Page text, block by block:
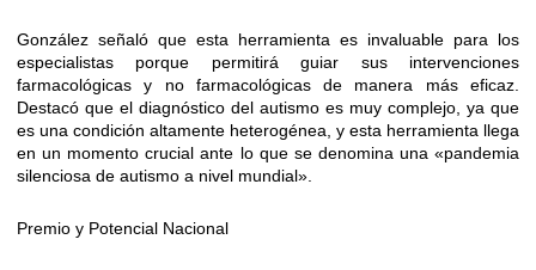
González señaló que esta herramienta es invaluable para los
especialistas porque permitirá guiar sus intervenciones
farmacológicas y no farmacológicas de manera más eficaz.
Destacó que el diagnóstico del autismo es muy complejo, ya que
es una condición altamente heterogénea, y esta herramienta llega
en un momento crucial ante lo que se denomina una «pandemia
silenciosa de autismo a nivel mundial».
Premio y Potencial Nacional